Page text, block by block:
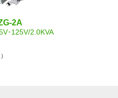
2A
･125V/2.0KVA